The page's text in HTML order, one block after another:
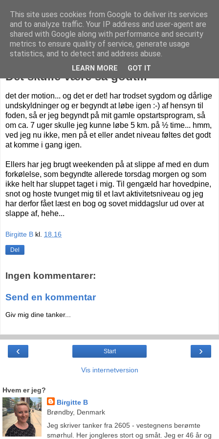
Livet på Vestegnen
Det skulle være så godt...
det der motion... og det er det! har trodset sygdom og dårlige
undskyldninger og er begyndt at løbe igen :-) af hensyn til
foden, så er jeg begyndt på mit gamle opstartsprogram, så
om ca. 7 uger skulle jeg kunne løbe 5 km. på ½ time... hmm,
ved jeg nu ikke, men på et eller andet niveau føltes det godt
at komme i gang igen.
Ellers har jeg brugt weekenden på at slippe af med en dum
forkølelse, som begyndte allerede torsdag morgen og som
ikke helt har sluppet taget i mig. Til gengæld har hovedpine,
snot og hoste tvunget mig til et lavt aktivitetsniveau og jeg
har derfor fået læst en bog og sovet middagslur ud over at
slappe af, hehe...
Birgitte B kl. 18.16
Del
Ingen kommentarer:
Send en kommentar
Giv mig dine tanker...
‹ ›
Start
Vis internetversion
Hvem er jeg?
Birgitte B
Brøndby, Denmark
Jeg skriver tanker fra 2605 - vestegnens berømte
smørhul. Her jongleres stort og småt. Jeg er 46 år og
This site uses cookies from Google to deliver its services
and to analyze traffic. Your IP address and user-agent are
shared with Google along with performance and security
metrics to ensure quality of service, generate usage
statistics, and to detect and address abuse.
LEARN MORE GOT IT